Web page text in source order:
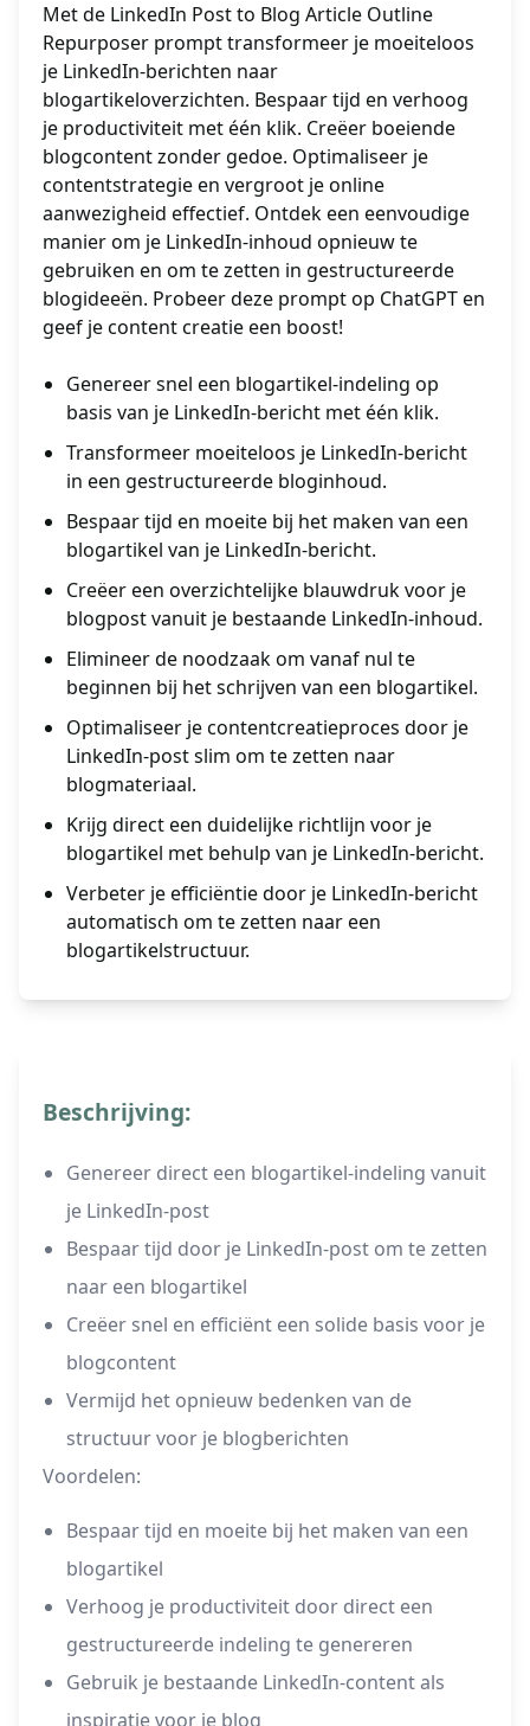
Met de LinkedIn Post to Blog Article Outline
Repurposer prompt transformeer je moeiteloos
je LinkedIn-berichten naar
blogartikeloverzichten. Bespaar tijd en verhoog
je productiviteit met één klik. Creëer boeiende
blogcontent zonder gedoe. Optimaliseer je
contentstrategie en vergroot je online
aanwezigheid effectief. Ontdek een eenvoudige
manier om je LinkedIn-inhoud opnieuw te
gebruiken en om te zetten in gestructureerde
blogideeën. Probeer deze prompt op ChatGPT en
geef je content creatie een boost!
Genereer snel een blogartikel-indeling op
basis van je LinkedIn-bericht met één klik.
Transformeer moeiteloos je LinkedIn-bericht
in een gestructureerde bloginhoud.
Bespaar tijd en moeite bij het maken van een
blogartikel van je LinkedIn-bericht.
Creëer een overzichtelijke blauwdruk voor je
blogpost vanuit je bestaande LinkedIn-inhoud.
Elimineer de noodzaak om vanaf nul te
beginnen bij het schrijven van een blogartikel.
Optimaliseer je contentcreatieproces door je
LinkedIn-post slim om te zetten naar
blogmateriaal.
Krijg direct een duidelijke richtlijn voor je
blogartikel met behulp van je LinkedIn-bericht.
Verbeter je efficiëntie door je LinkedIn-bericht
automatisch om te zetten naar een
blogartikelstructuur.
Beschrijving:
Genereer direct een blogartikel-indeling vanuit
je LinkedIn-post
Bespaar tijd door je LinkedIn-post om te zetten
naar een blogartikel
Creëer snel en efficiënt een solide basis voor je
blogcontent
Vermijd het opnieuw bedenken van de
structuur voor je blogberichten
Voordelen:
Bespaar tijd en moeite bij het maken van een
blogartikel
Verhoog je productiviteit door direct een
gestructureerde indeling te genereren
Gebruik je bestaande LinkedIn-content als
inspiratie voor je blog